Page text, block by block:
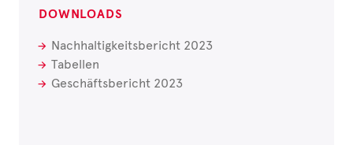
DOWNLOADS
Nachhaltigkeitsbericht 2023
Tabellen
Geschäftsbericht 2023